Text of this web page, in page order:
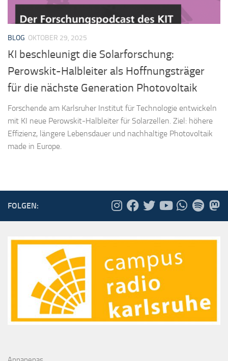
BLOG OKTOBER 29, 2025
KI beschleunigt die Solarforschung:
Perowskit-Halbleiter als Hoffnungsträger
für die nächste Generation Photovoltaik
Forschende am Karlsruher Institut für Technologie entwickeln
mit KI neue Perowskit-Halbleiter für Solarzellen. Ziel: höhere
Effizienz, längere Lebensdauer und nachhaltige Photovoltaik
made in Europe.
FOLGEN: